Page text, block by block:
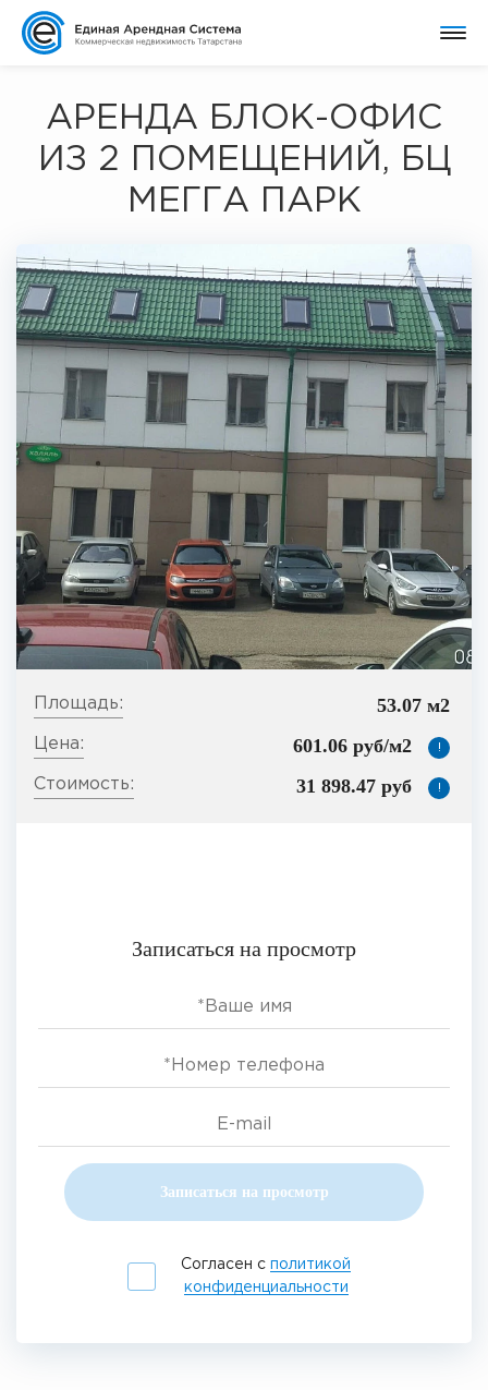
АРЕНДА БЛОК-ОФИС
ИЗ 2 ПОМЕЩЕНИЙ, БЦ
МЕГГА ПАРК
53.07 м2
601.06 руб/м2
!
31 898.47 руб !
Записаться на просмотр
Записаться на просмотр
Согласен с политикой
конфиденциальности